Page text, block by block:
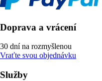
Doprava a vrácení
30 dní na rozmyšlenou
Vraťte svou objednávku
Služby